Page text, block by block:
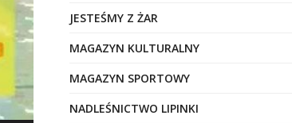
JESTEŚMY Z ŻAR
MAGAZYN KULTURALNY
MAGAZYN SPORTOWY
NADLEŚNICTWO LIPINKI